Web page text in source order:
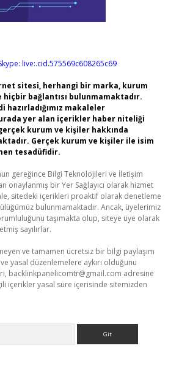
live:.cid.575569c608265c69
sitesi, herhangi bir marka, kurum
hiçbir bağlantısı bulunmamaktadır.
hazırladığımız makaleler
yer alan içerikler haber niteliği
kurum ve kişiler hakkında
Gerçek kurum ve kişiler ile isim
tesadüfidir.
gereğince Bilgi Teknolojileri ve İletişim
onaylanmış bir Yer Sağlayıcı olarak hizmet
sitedeki içerikleri proaktif olarak denetleme
bulunmamaktadır. Ancak, üyelerimiz
taşımakta olup, siteye üye olarak
sayılırlar.
ve tamamen ücretsiz bir bilgi paylaşım
yasal düzenlemelere aykırı olduğunu
backlinkpanelicomtr@gmail.com adresine
içerikler yasal süre içerisinde sitemizden